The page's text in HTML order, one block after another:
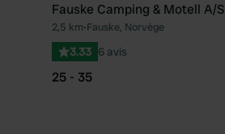
Fauske Camping & Motell A/S
2,5 km•Fauske, Norvège
3.33 6 avis
25 - 35